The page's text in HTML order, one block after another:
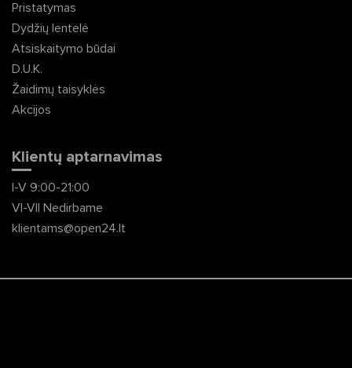
Pristatymas
Dydžių lentelė
Atsiskaitymo būdai
D.U.K.
Žaidimų taisyklės
Akcijos
Klientų aptarnavimas
I-V 9:00-21:00
VI-VII Nedirbame
klientams@open24.lt